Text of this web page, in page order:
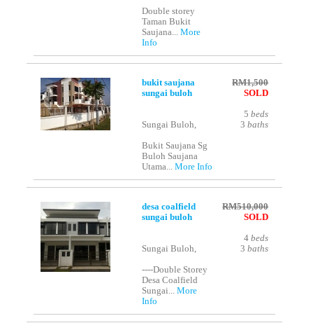
Double storey
Taman Bukit
Saujana...More
Info
bukit saujana
sungai buloh
Sungai Buloh,
Bukit Saujana Sg
Buloh Saujana
Utama...More Info
RM1,500
SOLD
5 beds
3 baths
desa coalfield
sungai buloh
Sungai Buloh,
----Double Storey
Desa Coalfield
Sungai...More
Info
RM510,000
SOLD
4 beds
3 baths